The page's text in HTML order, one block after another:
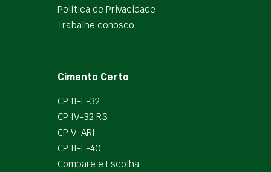
Política de Privacidade
Trabalhe conosco
Cimento Certo
CP II-F-32
CP IV-32 RS
CP V-ARI
CP II-F-40
Compare e Escolha